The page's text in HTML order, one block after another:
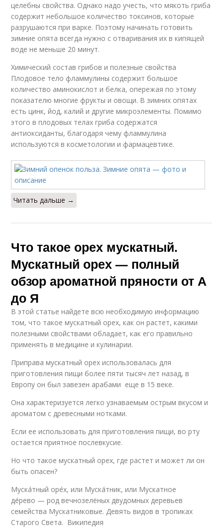
целебны свойства. Однако надо учесть, что мякоть гриба
содержит небольшое количество токсинов, которые
разрушаются при варке. Поэтому начинать готовить
зимние опята всегда нужно с отваривания их в кипящей
воде не меньше 20 минут.
Химический состав грибов и полезные свойства
Плодовое тело фламмулины содержит большое
количество аминокислот и белка, опережая по этому
показателю многие фрукты и овощи. В зимних опятах
есть цинк, йод, калий и другие микроэлементы. Помимо
этого в плодовых телах гриба содержатся
антиоксиданты, благодаря чему фламмулина
используются в косметологии и фармацевтике.
Читать дальше →
Что такое орех мускатный.
Мускатный орех — полный
обзор ароматной пряности от А
до Я
В этой статье найдете всю необходимую информацию
том, что такое мускатный орех, как он растет, какими
полезными свойствами обладает, как его правильно
применять в медицине и кулинарии.
Приправа мускатный орех использовалась для
приготовления пищи более пяти тысяч лет назад, в
Европу он был завезен арабами еще в 15 веке.
Она характеризуется легко узнаваемым острым вкусом и
ароматом с древесными нотками.
Если ее использовать для приготовления пищи, во рту
остается приятное послевкусие.
Но что такое мускатный орех, где растет и может ли он
быть опасен?
Муска́тный оре́х, или Муска́тник, или Мускатное
де́рево — род вечнозелёных двудомных деревьев
семейства Мускатниковые. Девять видов в тропиках
Старого Света. Википедия